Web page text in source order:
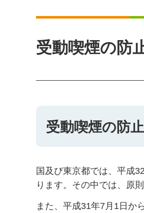
受動喫煙の防
受動喫煙の防
国及び東京都では、平成
ります。その中では、原
また、平成31年7月1日か